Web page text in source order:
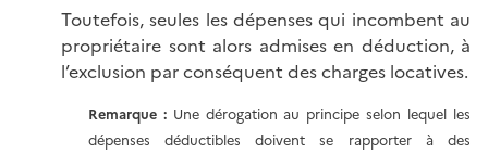
Toutefois, seules les dépenses qui incombent au
propriétaire sont alors admises en déduction, à
l’exclusion par conséquent des charges locatives.
Remarque :Une dérogation au principe selon lequel les
dépenses déductibles doivent se rapporter à des